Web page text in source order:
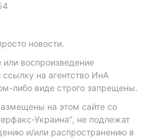
новости.
воспроизведение
на агентство ИнА
либо виде строго запрещены.
на этом сайте со
Украина", не подлежат
и/или распространению в